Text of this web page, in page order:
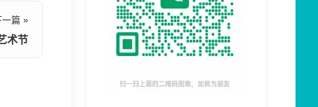
一篇 »
术节